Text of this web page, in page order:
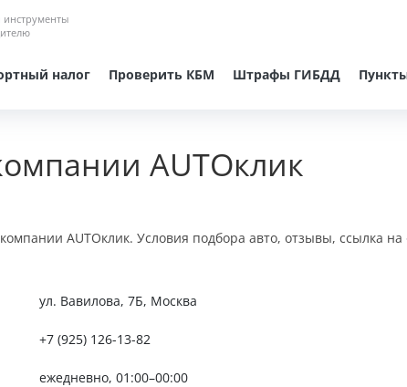
налог Проверить КБМ Штрафы ГИБДД
AUTOклик
AUTOклик. Условия подбора авто, отзывы, ссылка
ул. Вавилова, 7Б, Москва
+7 (925) 126-13-82
ежедневно, 01:00–00:00